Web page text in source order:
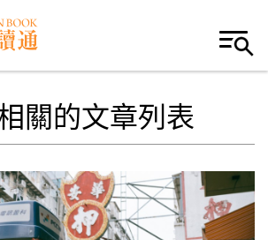
關的文章列表